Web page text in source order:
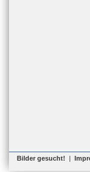
Bilder gesucht! |